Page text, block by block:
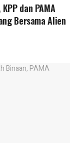
dan PAMA
Bersama Alien